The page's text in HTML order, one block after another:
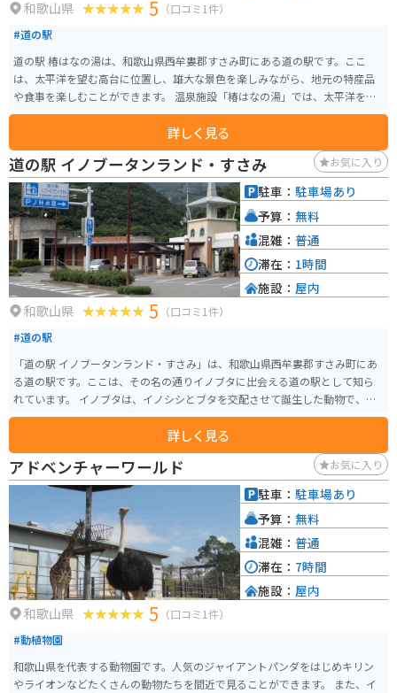
和歌山県 5 （口コミ1件）
#道の駅
道の駅 椿はなの湯は、和歌山県西牟婁郡すさみ町にある道の駅です。ここ
は、太平洋を望む高台に位置し、雄大な景色を楽しみながら、地元の特産品
や食事を楽しむことができます。 温泉施設「椿はなの湯」では、太平洋を一
望できる露天風呂や、サウナ、家族風呂などが楽しめます。日々の疲れを癒
し、旅の思い出作りに最適なスポットです。 バイクで訪れる際は、道の駅に
隣接する広い駐車場があるので安心です。太平洋を眺めながらのツーリング
の休憩地点としても最適です。地元の名産品である、新鮮な魚介類を使った
料理や、みかんを使ったスイーツなどもおすすめです。
詳しく見る
道の駅 イノブータンランド・すさみ お気に入り
和歌山県 5 （口コミ1件）
#道の駅
「道の駅 イノブータンランド・すさみ」は、和歌山県西牟婁郡すさみ町にあ
る道の駅です。ここは、その名の通りイノブタに出会える道の駅として知ら
れています。 イノブタは、イノシシとブタを交配させて誕生した動物で、牡
丹のような模様の肉質を持つことから「イノブタ」と名付けられました。道
の駅には、イノブタの実物が見られる「イノブタ牧場」や、イノブタ料理が
味わえるレストラン、地元の特産品を販売するショップなどがあります。 和
歌山県は海沿いの温暖な気候で、海岸線を走る道路が多いので、ツーリング
にもおすすめのエリアです。道の駅 イノブータンランド・すさみは、そんな
ツーリングの休憩場所としても最適です。施設内には、バイクスタンドも設
置されているので安心です。 この地域の名産品としては、もちろんイノブタ
を使った加工品が人気です。イノブタ肉は、豚肉の旨味とイノシシ肉の野性
味を併せ持ち、脂身は甘みがありさっぱりとした味わいが特徴です。ハムや
ソーセージ、ベーコンなど様々な加工品が販売されているので、お土産にい
かがでしょうか。
詳しく見る
駐車： 駐車場あり
予算： 無料
混雑： 普通
滞在： 1時間
施設： 屋内
アドベンチャーワールド お気に入り
和歌山県 5 （口コミ1件）
#動植物園
和歌山県を代表する動物園です。人気のジャイアントパンダをはじめキリン
やライオンなどたくさんの動物たちを間近で見ることができます。 また、イ
駐車： 駐車場あり
予算： 無料
混雑： 普通
滞在： 7時間
施設： 屋内